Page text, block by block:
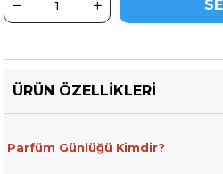
ÜRÜN ÖZELLIKLERI
Parfüm Günlüğü Kimdir?